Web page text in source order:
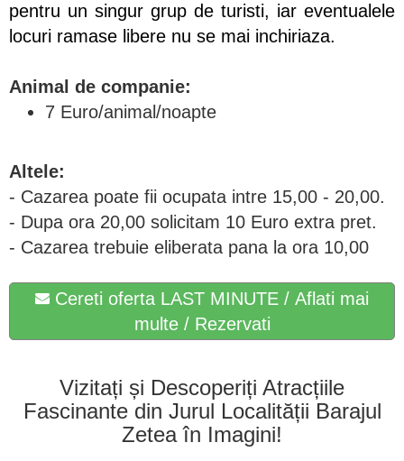
pentru un singur grup de turisti, iar eventualele
locuri ramase libere nu se mai inchiriaza.
Animal de companie:
7 Euro/animal/noapte
Altele:
- Cazarea poate fii ocupata intre 15,00 - 20,00.
- Dupa ora 20,00 solicitam 10 Euro extra pret.
- Cazarea trebuie eliberata pana la ora 10,00
Cereti oferta LAST MINUTE / Aflati mai
multe / Rezervati
Vizitați și Descoperiți Atracțiile
Fascinante din Jurul Localității Barajul
Zetea în Imagini!